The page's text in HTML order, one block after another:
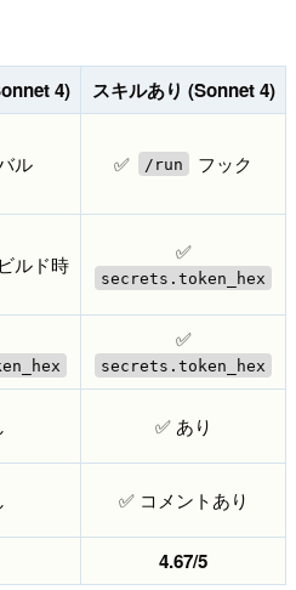
4) スキルあり (Sonnet 4)
ル ✅ /run フック
ビルド時
✅
secrets.token_hex
✅
secrets.token_hex
✅ あり
✅ コメントあり
4.67/5